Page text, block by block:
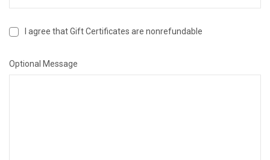
I agree that Gift Certificates are nonrefundable
Optional Message